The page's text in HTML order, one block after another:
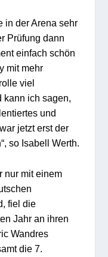
in der Arena sehr
Prüfung dann
einfach schön
mit mehr
viel
kann ich sagen,
und
jetzt erst der
so Isabell Werth.
nur mit einem
fiel die
Jahr an ihren
Wandres
die 7.